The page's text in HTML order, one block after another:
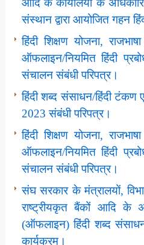
आदि के कार्यालयों के
संस्‍थान द्वारा आयोजित गहन
हिंदी शिक्षण योजना,
ऑफलाइन/नियमित हिंदी
संचालन संबंधी परिपत्र।
हिंदी शब्‍द संसाधन/हिंदी टंकण
2023 संबंधी परिपत्र।
हिंदी शिक्षण योजना,
ऑफलाइन/नियमित हिंदी
संचालन संबंधी परिपत्र।
संघ सरकार के मंत्रालयों,
राष्‍ट्रीयकृत बैंकों आदि के
(ऑफलाइन) हिंदी शब्द
कार्यक्रम।